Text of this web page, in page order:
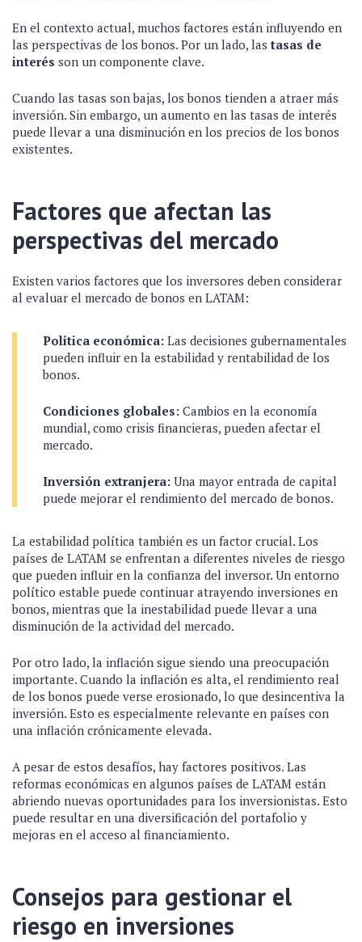
En el contexto actual, muchos factores están influyendo en
las perspectivas de los bonos. Por un lado, lastasas de
interés son un componente clave.
Cuando las tasas son bajas, los bonos tienden a atraer más
inversión. Sin embargo, un aumento en las tasas de interés
puede llevar a una disminución en los precios de los bonos
existentes.
Factores que afectan las
perspectivas del mercado
Existen varios factores que los inversores deben considerar
al evaluar el mercado de bonos en LATAM:
Política económica: Las decisiones gubernamentales
pueden influir en la estabilidad y rentabilidad de los
bonos.
Condiciones globales: Cambios en la economía
mundial, como crisis financieras, pueden afectar el
mercado.
Inversión extranjera: Una mayor entrada de capital
puede mejorar el rendimiento del mercado de bonos.
La estabilidad política también es un factor crucial. Los
países de LATAM se enfrentan a diferentes niveles de riesgo
que pueden influir en la confianza del inversor. Un entorno
político estable puede continuar atrayendo inversiones en
bonos, mientras que la inestabilidad puede llevar a una
disminución de la actividad del mercado.
Por otro lado, la inflación sigue siendo una preocupación
importante. Cuando la inflación es alta, el rendimiento real
de los bonos puede verse erosionado, lo que desincentiva la
inversión. Esto es especialmente relevante en países con
una inflación crónicamente elevada.
A pesar de estos desafíos, hay factores positivos. Las
reformas económicas en algunos países de LATAM están
abriendo nuevas oportunidades para los inversionistas. Esto
puede resultar en una diversificación del portafolio y
mejoras en el acceso al financiamiento.
Consejos para gestionar el
riesgo en inversiones